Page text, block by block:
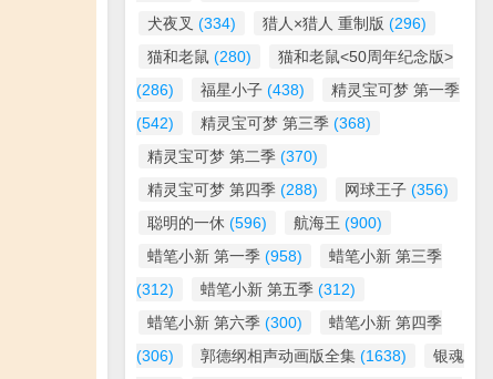
犬夜叉 (334) 猎人×猎人 重制版 (296)
猫和老鼠 (280)
猫和老鼠<50周年纪念版>
(286)
福星小子 (438)
精灵宝可梦 第一季
(542)
精灵宝可梦 第三季 (368)
精灵宝可梦 第二季 (370)
精灵宝可梦 第四季 (288) 网球王子 (356)
聪明的一休 (596) 航海王 (900)
蜡笔小新 第一季 (958)
蜡笔小新 第三季
(312)
蜡笔小新 第五季 (312)
蜡笔小新 第六季 (300)
蜡笔小新 第四季
(306)
郭德纲相声动画版全集 (1638)
银魂